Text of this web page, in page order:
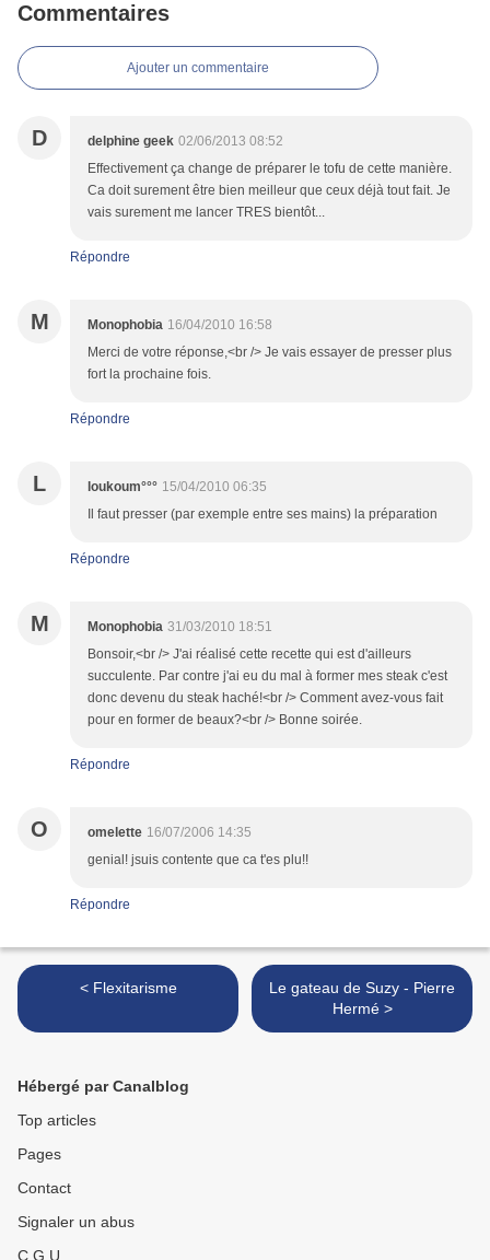
Commentaires
Ajouter un commentaire
D delphine geek 02/06/2013 08:52
Effectivement ça change de préparer le tofu de cette manière.
Ca doit surement être bien meilleur que ceux déjà tout fait. Je
vais surement me lancer TRES bientôt...
Répondre
M Monophobia 16/04/2010 16:58
Merci de votre réponse,<br /> Je vais essayer de presser plus
fort la prochaine fois.
Répondre
L loukoum°°° 15/04/2010 06:35
Il faut presser (par exemple entre ses mains) la préparation
Répondre
M Monophobia 31/03/2010 18:51
Bonsoir,<br /> J'ai réalisé cette recette qui est d'ailleurs
succulente. Par contre j'ai eu du mal à former mes steak c'est
donc devenu du steak haché!<br /> Comment avez-vous fait
pour en former de beaux?<br /> Bonne soirée.
Répondre
O omelette 16/07/2006 14:35
genial! jsuis contente que ca t'es plu!!
Répondre
< Flexitarisme
Le gateau de Suzy - Pierre
Hermé >
Hébergé par Canalblog
Top articles
Pages
Contact
Signaler un abus
C.G.U.